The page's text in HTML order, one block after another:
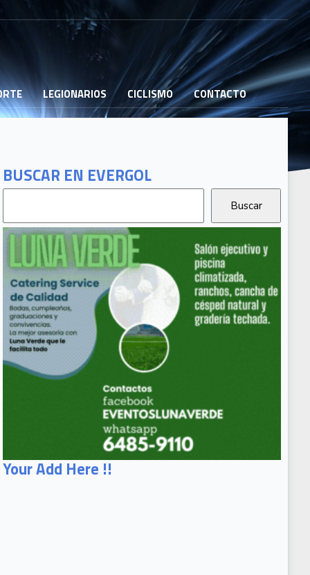
LEGIONARIOS CICLISMO CONTACTO
BUSCAR EN EVERGOL
Your Add Here !!